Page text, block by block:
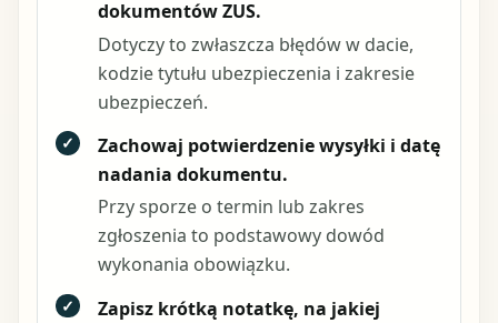
dokumentów ZUS.
Dotyczy to zwłaszcza błędów w dacie,
kodzie tytułu ubezpieczenia i zakresie
ubezpieczeń.
✓
Zachowaj potwierdzenie wysyłki i datę
nadania dokumentu.
Przy sporze o termin lub zakres
zgłoszenia to podstawowy dowód
wykonania obowiązku.
✓
Zapisz krótką notatkę, na jakiej